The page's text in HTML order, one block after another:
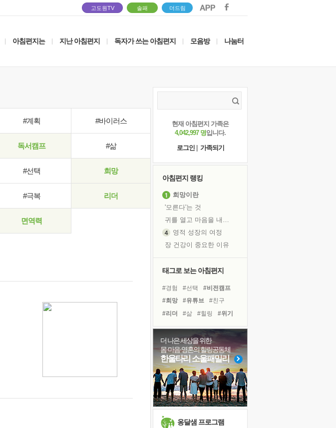
고도원TV 솔패 더드림
아침편지는 지난 아침편지 독자가 쓰는 아침편지 모음방 나눔터
#계획 #바이러스
독서캠프 #삶
#선택 희망
#극복 리더
면역력
현재 아침편지 가족은
4,042,997 명입니다.
로그인
가족되기
아침편지 랭킹
희망이란
'모른다'는 것
귀를 열고 마음을 내어주고
영적 성장의 여정
장 건강이 중요한 이유
흙이 된 몸으로 출근하는 여자
꿈이 실제가 되는 것
'말 타는 법'을 먼저
졸업식 사진을 보며
아픈 아버지를 위한 공간 설계
극심한 변비, 어깨결림, 수면 장애
보고 싶은 어머니
유년 시절의 부산 영도 바다
못된 꼰대들
태그로 보는 아침편지
#경험 #선택
#비전캠프
#희망
#유튜브
#친구
#리더
#삶 #힐링
#위기
#아이들
#계획
#다짐
#바이러스
#도움
#독서
#명상
#면역력
#독서캠프
#극복 #나눔
더 나은 세상을 위한
몸·마음·영혼의 힐링공동체
한울타리 소울패밀리
옹달샘 프로그램